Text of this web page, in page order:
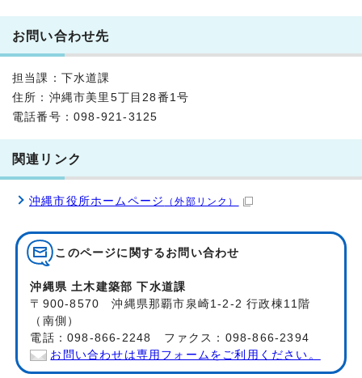
お問い合わせ先
担当課：下水道課
住所：沖縄市美里5丁目28番1号
電話番号：098-921-3125
関連リンク
沖縄市役所ホームページ （外部リンク）
このページに関する お問い合わせ
沖縄県 土木建築部 下水道課
〒900-8570 沖縄県那覇市泉崎1-2-2 行政棟11階
（南側）
電話：098-866-2248 ファクス：098-866-2394
お問い合わせは専用フォームをご利用ください。